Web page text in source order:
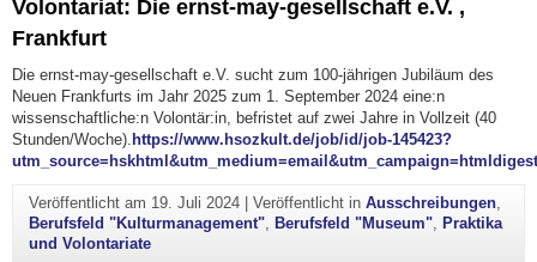
Volontariat: Die ernst-may-gesellschaft e.V. ,
Frankfurt
Die ernst-may-gesellschaft e.V. sucht zum 100-jährigen Jubiläum des
Neuen Frankfurts im Jahr 2025 zum 1. September 2024 eine:n
wissenschaftliche:n Volontär:in, befristet auf zwei Jahre in Vollzeit (40
Stun­den/Wo­che). https://www.hsozkult.de/job/id/job-145423?
utm_source=hskhtml&utm_medium=email&utm_campaign=htmldigest
Veröffentlicht am 19. Juli 2024| Veröffentlicht in Ausschreibungen,
Berufsfeld "Kulturmanagement", Berufsfeld "Museum", Praktika
und Volontariate